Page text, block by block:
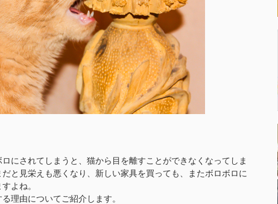
にされてしまうと、猫から目を離すことができなくなってしま
と見栄えも悪くなり、新しい家具を買っても、またボロボロに
よね。
理由についてご紹介します。